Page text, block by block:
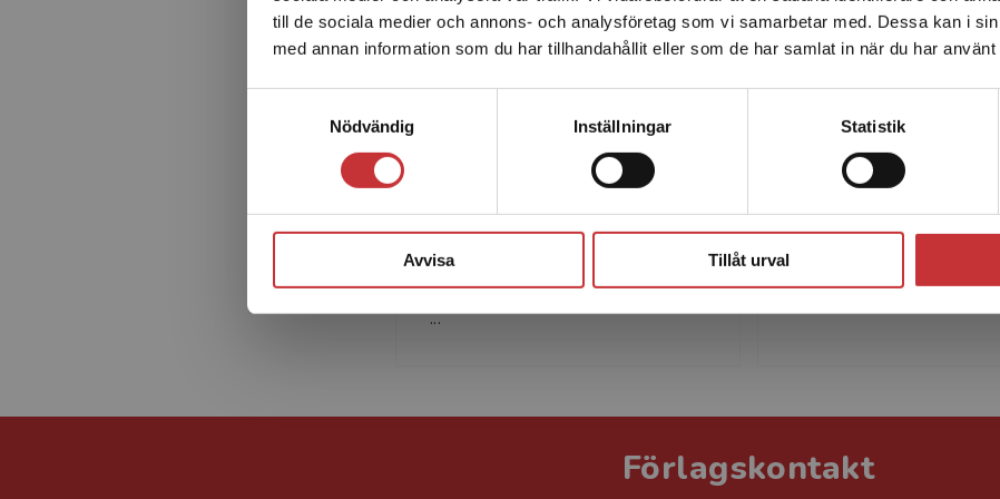
till de sociala medier och annons- och analysföretag som vi samarbetar med. Dessa kan i
med annan information som du har tillhandahållit eller som de har samlat in när du har
Nödvändig
Inställningar Statistik
Avvisa Tillåt urval
Sverige. För att kunna slutföra ett köp måste
leveransadressen vara i Sverige.Läs mer
Lena-Karin Erlandsson
Lena-Karin Erlandsson är
professor i arbetsterapi vid
Högskolan i Halmstad. Hon har
drygt 20 års erfarenhet av
utbildning i arbetsterapi vid Lunds
...
Maria Nilsson
Maria Nilsson är en av
nätverket i Skåne för
arbetsterapeuter inom
specialiserad palliativ
främsta bidrag i boken är
Förlagskontakt